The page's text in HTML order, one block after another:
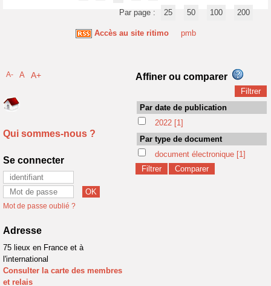
Par page :
25 50 100 200
Accès au site ritimo pmb
A- A A+
Qui sommes-nous ?
Se connecter
Mot de passe oublié ?
Adresse
75 lieux en France et à
l'international
Consulter la carte des membres
et relais
Affiner ou comparer
Par date de publication
2022 [1]
Par type de document
document électronique [1]